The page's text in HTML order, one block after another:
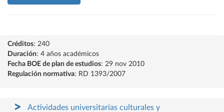
Créditos: 240
Duración: 4 años académicos
Fecha BOE de plan de estudios: 29 nov 2010
Regulación normativa: RD 1393/2007
Actividades universitarias culturales y